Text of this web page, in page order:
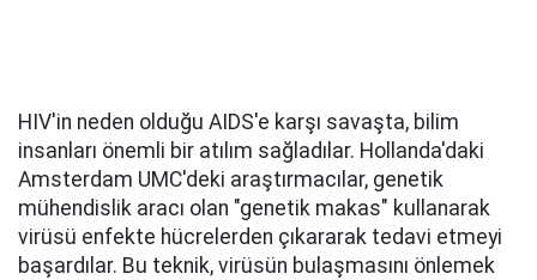
HIV'in neden olduğu AIDS'e karşı savaşta, bilim
insanları önemli bir atılım sağladılar. Hollanda'daki
Amsterdam UMC'deki araştırmacılar, genetik
mühendislik aracı olan "genetik makas" kullanarak
virüsü enfekte hücrelerden çıkararak tedavi etmeyi
başardılar. Bu teknik, virüsün bulaşmasını önlemek